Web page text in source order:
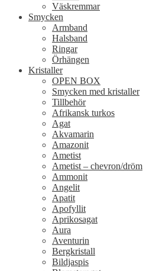
Väskremmar
Smycken
Armband
Halsband
Ringar
Örhängen
Kristaller
OPEN BOX
Smycken med kristaller
Tillbehör
Afrikansk turkos
Agat
Akvamarin
Amazonit
Ametist
Ametist – chevron/dröm
Ammonit
Angelit
Apatit
Apofyllit
Aprikosagat
Aura
Aventurin
Bergkristall
Bildjaspis